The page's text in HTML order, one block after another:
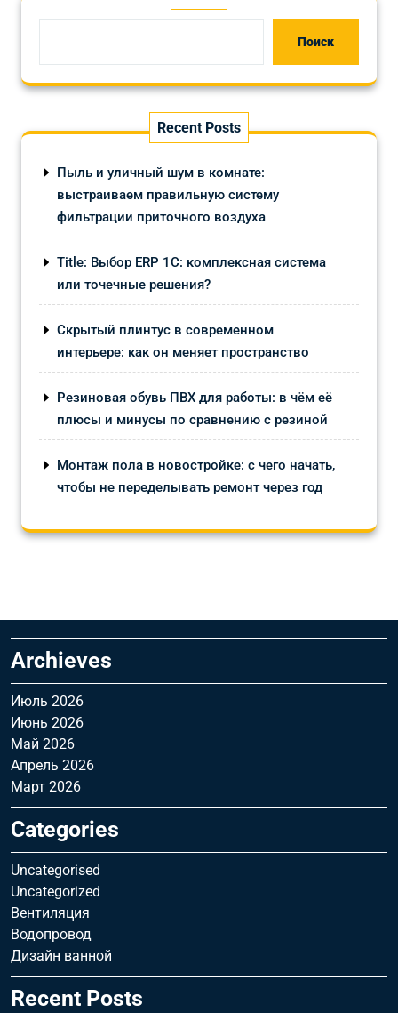
Поиск
Recent Posts
Пыль и уличный шум в комнате:
выстраиваем правильную систему
фильтрации приточного воздуха
Title: Выбор ERP 1С: комплексная система
или точечные решения?
Скрытый плинтус в современном
интерьере: как он меняет пространство
Резиновая обувь ПВХ для работы: в чём её
плюсы и минусы по сравнению с резиной
Монтаж пола в новостройке: с чего начать,
чтобы не переделывать ремонт через год
Archieves
Июль 2026
Июнь 2026
Май 2026
Апрель 2026
Март 2026
Categories
Uncategorised
Uncategorized
Вентиляция
Водопровод
Дизайн ванной
Recent Posts